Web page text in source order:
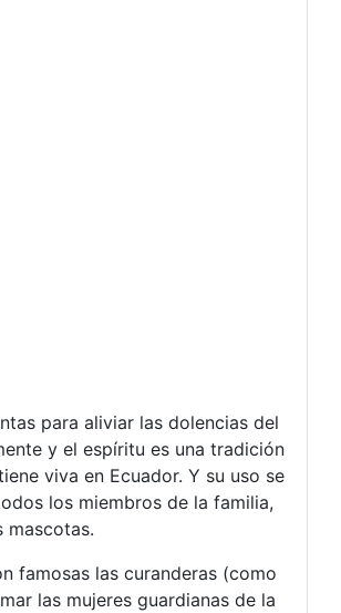
para aliviar las dolencias del
y el espíritu es una tradición
viva en Ecuador. Y su uso se
los miembros de la familia,
mascotas.
famosas las curanderas (como
las mujeres guardianas de la